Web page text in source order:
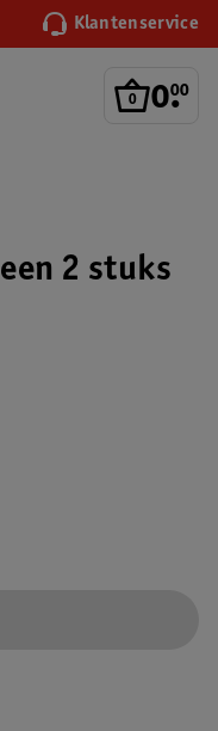
Klantenservice
0.
00
2 stuks